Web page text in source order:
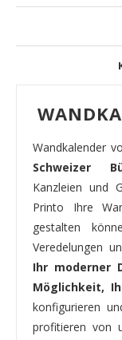
Wandkalender
Schweizer
Kanzleien und
Printo Ihre
gestalten
Veredelungen
Ihr moderner
Möglichkeit,
konfigurieren
profitieren von